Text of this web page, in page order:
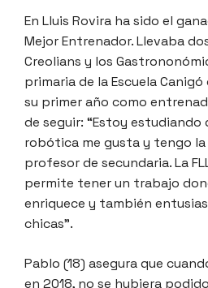
En Lluis Rovira ha sido el
Mejor Entrenador. Llevaba
Creolians y los
primaria de la Escuela
su primer año como
de seguir: “Estoy estudiando
robótica me gusta y tengo
profesor de secundaria. La
permite tener un trabajo
enriquece y también
chicas”.
Pablo (18) asegura que
en 2018, no se hubiera